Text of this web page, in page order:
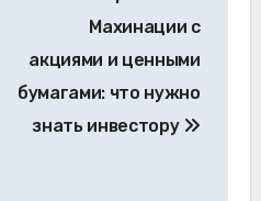
Махинации с
акциями и ценными
бумагами: что нужно
знать инвестору